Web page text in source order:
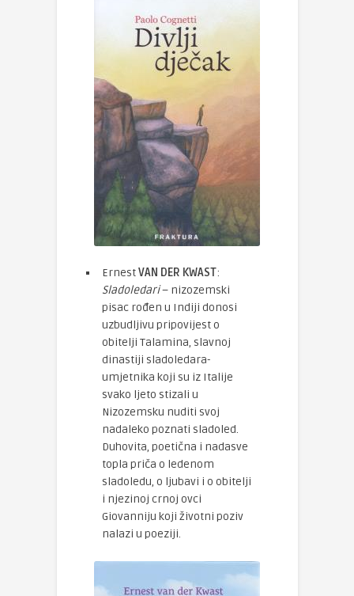
ErnestVAN DER KWAST:
Sladoledari– nizozemski
pisac rođen u Indiji donosi
uzbudljivu pripovijest o
obitelji Talamina, slavnoj
dinastiji sladoledara-
umjetnika koji su iz Italije
svako ljeto stizali u
Nizozemsku nuditi svoj
nadaleko poznati sladoled.
Duhovita, poetična i nadasve
topla priča o ledenom
sladoledu, o ljubavi i o obitelji
i njezinoj crnoj ovci
Giovanniju koji životni poziv
nalazi u poeziji.